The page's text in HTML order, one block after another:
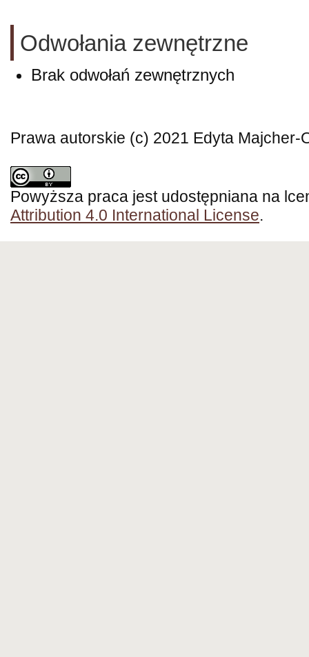
Odwołania zewnętrzne
Brak odwołań zewnętrznych
Prawa autorskie (c) 2021 Edyta Majcher-
Powyższa praca jest udostępniana na
Attribution 4.0 International License.